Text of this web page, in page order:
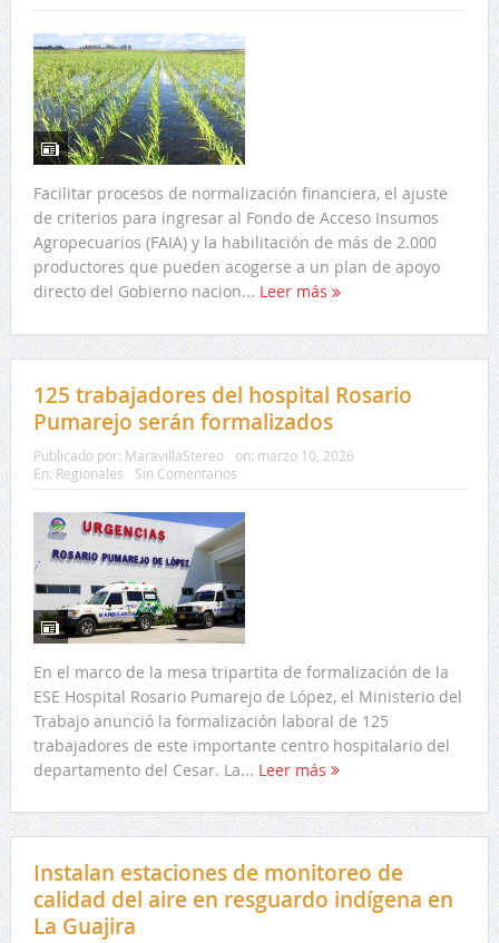
Facilitar procesos de normalización financiera, el ajuste
de criterios para ingresar al Fondo de Acceso Insumos
Agropecuarios (FAIA) y la habilitación de más de 2.000
productores que pueden acogerse a un plan de apoyo
directo del Gobierno nacion... Leer más
125 trabajadores del hospital Rosario
Pumarejo serán formalizados
Publicado por: MaravillaStereo on: marzo 10, 2026
En: Regionales Sin Comentarios
En el marco de la mesa tripartita de formalización de la
ESE Hospital Rosario Pumarejo de López, el Ministerio del
Trabajo anunció la formalización laboral de 125
trabajadores de este importante centro hospitalario del
departamento del Cesar. La... Leer más
Instalan estaciones de monitoreo de
calidad del aire en resguardo indígena en
La Guajira